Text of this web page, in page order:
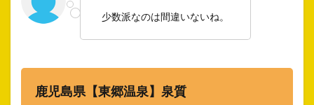
少数派なのは間違いないね。
鹿児島県【東郷温泉】泉質